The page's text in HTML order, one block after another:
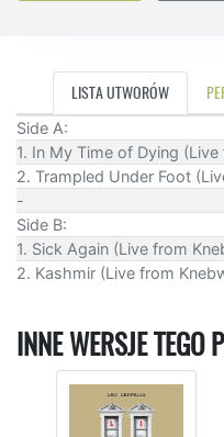
LISTA UTWORÓW
Side A:
1. In My Time of Dying
2. Trampled Under Foot
-
Side B:
1. Sick Again (Live from
2. Kashmir (Live from
INNE WERSJE TEGO